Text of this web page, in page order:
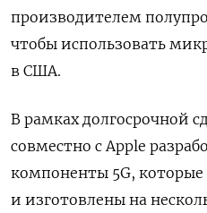
производителем
чтобы использовать
в США.
В рамках долгосрочной
совместно с Apple
компоненты 5G,
и изготовлены на